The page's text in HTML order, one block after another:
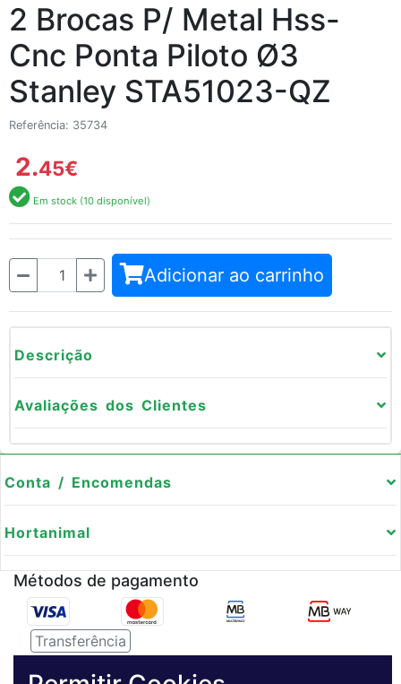
2 Brocas P/ Metal Hss-
Cnc Ponta Piloto Ø3
Stanley STA51023-QZ
Referência: 35734
2.45€
Em stock (10 disponível)
Quantidade Adicionar ao carrinho
Descrição
Avaliações dos Clientes
Conta / Encomendas
Hortanimal
Métodos de pagamento
Transferência